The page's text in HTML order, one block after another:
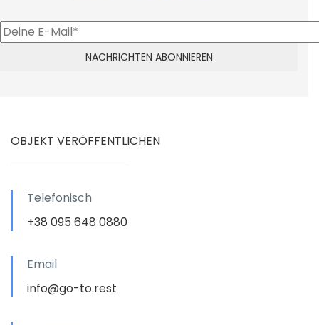
OBJEKT VERÖFFENTLICHEN
Telefonisch
+38 095 648 0880
Email
info@go-to.rest